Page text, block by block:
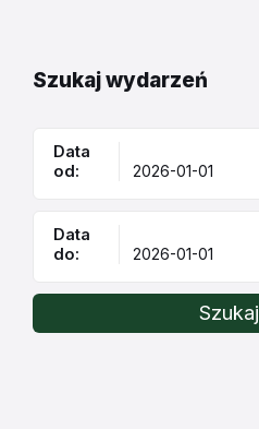
Szukaj wydarzeń
Data
od:
Data
do:
Szukaj